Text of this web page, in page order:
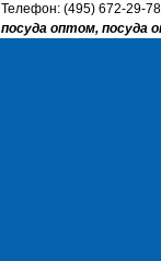
Телефон: (495) 672-29-
посуда оптом, посуда